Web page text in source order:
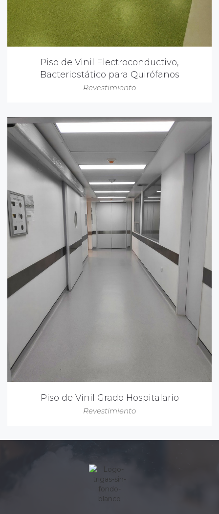
Piso de Vinil Electroconductivo,
Bacteriostático para Quirófanos
Revestimiento
Piso de Vinil Grado Hospitalario
Revestimiento